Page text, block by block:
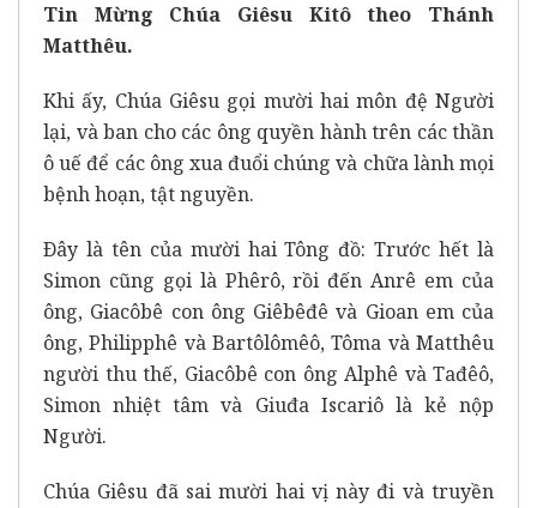
Tin Mừng Chúa Giêsu Kitô theo Thánh
Matthêu.
Khi ấy, Chúa Giêsu gọi mười hai môn đệ Người
lại, và ban cho các ông quyền hành trên các thần
ô uế để các ông xua đuổi chúng và chữa lành mọi
bệnh hoạn, tật nguyền.
Ðây là tên của mười hai Tông đồ: Trước hết là
Simon cũng gọi là Phêrô, rồi đến Anrê em của
ông, Giacôbê con ông Giêbêđê và Gioan em của
ông, Philipphê và Bartôlômêô, Tôma và Matthêu
người thu thế, Giacôbê con ông Alphê và Tađêô,
Simon nhiệt tâm và Giuđa Iscariô là kẻ nộp
Người.
Chúa Giêsu đã sai mười hai vị này đi và truyền